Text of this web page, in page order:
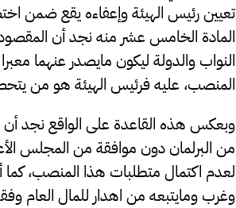
تعيين رئيس الهيئة وإعفاءه يقع ضمن
المادة الخامس عشر منه نجد أن
النواب والدولة ليكون مايصدر عنهما
المنصب، عليه فرئيس الهيئة هو من
وبعكس هذه القاعدة على الواقع نجد
من البرلمان دون موافقة من المجلس
لعدم اكتمال متطلبات هذا المنصب، كما
وغرب ومايتبعه من اهدار للمال العام